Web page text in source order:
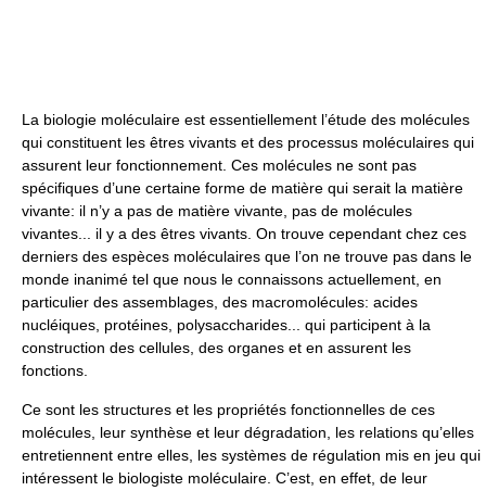
La biologie moléculaire est essentiellement l’étude des molécules
qui constituent les êtres vivants et des processus moléculaires qui
assurent leur fonctionnement. Ces molécules ne sont pas
spécifiques d’une certaine forme de matière qui serait la matière
vivante: il n’y a pas de matière vivante, pas de molécules
vivantes... il y a des êtres vivants. On trouve cependant chez ces
derniers des espèces moléculaires que l’on ne trouve pas dans le
monde inanimé tel que nous le connaissons actuellement, en
particulier des assemblages, des macromolécules: acides
nucléiques, protéines, polysaccharides... qui participent à la
construction des cellules, des organes et en assurent les
fonctions.
Ce sont les structures et les propriétés fonctionnelles de ces
molécules, leur synthèse et leur dégradation, les relations qu’elles
entretiennent entre elles, les systèmes de régulation mis en jeu qui
intéressent le biologiste moléculaire. C’est, en effet, de leur